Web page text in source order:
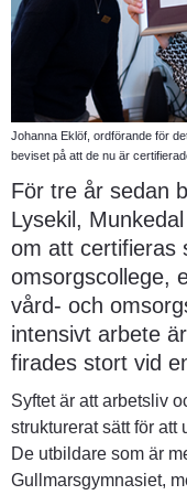
Johanna Eklöf, ordförande för
beviset på att de nu är
För tre år sedan
Lysekil,
om att certifieras
omsorgscollege,
vård- och
intensivt arbete
firades stort vid
Syftet är att arbetsliv
strukturerat sätt för att
De utbildare som är
Gullmarsgymnasiet,